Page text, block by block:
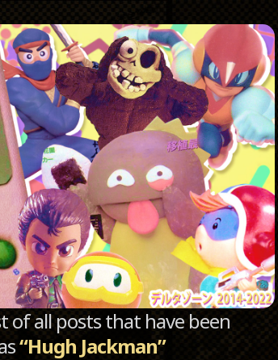
of all posts that have been
“Hugh Jackman”